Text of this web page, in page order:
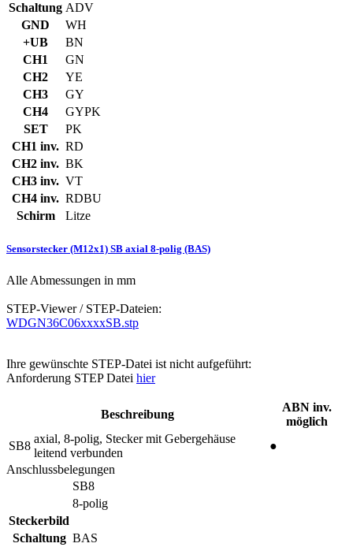
Schaltung ADV
GND
WH
+UB
BN
CH1
GN
CH2
YE
CH3
GY
CH4
GYPK
SET
PK
CH1 inv. RD
CH2 inv. BK
CH3 inv. VT
CH4 inv. RDBU
Schirm
Litze
Sensorstecker (M12x1) SB axial 8-polig (BAS)
Alle Abmessungen in mm
STEP-Viewer / STEP-Dateien:
WDGN36C06xxxxSB.stp
Ihre gewünschte STEP-Datei ist nicht aufgeführt:
Anforderung STEP Datei hier
Beschreibung
ABN inv.
möglich
SB8
axial, 8-polig, Stecker mit Gebergehäuse
leitend verbunden
●
Anschlussbelegungen
SB8
8-polig
Steckerbild
Schaltung BAS